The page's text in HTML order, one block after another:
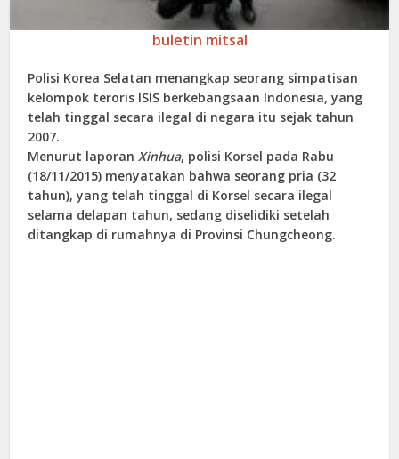
buletin mitsal
Polisi Korea Selatan menangkap seorang simpatisan
kelompok teroris ISIS berkebangsaan Indonesia, yang
telah tinggal secara ilegal di negara itu sejak tahun
2007.
Menurut laporanXinhua, polisi Korsel pada Rabu
(18/11/2015) menyatakan bahwa seorang pria (32
tahun), yang telah tinggal di Korsel secara ilegal
selama delapan tahun, sedang diselidiki setelah
ditangkap di rumahnya di Provinsi Chungcheong.